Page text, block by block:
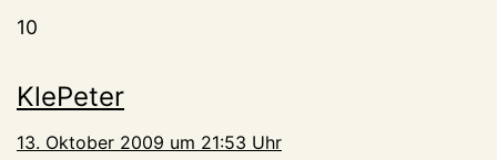
10
KlePeter
13. Oktober 2009 um 21:53 Uhr